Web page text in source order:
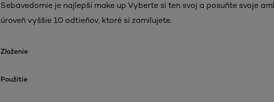
Sebavedomie je najlepší make up Vyberte si ten svoj a posuňte svoje
úroveň vyššie 10 odtieňov, ktoré si zamilujete.
Zloženie
Použitie